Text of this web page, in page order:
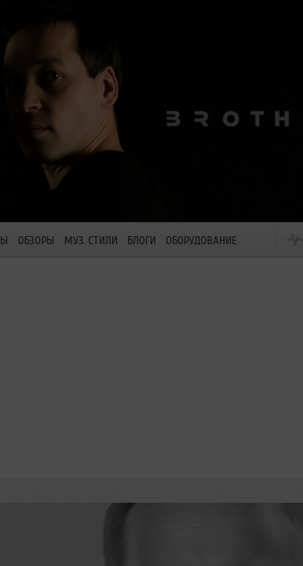
ОБЗОРЫ МУЗ. СТИЛИ БЛОГИ ОБОРУДОВАНИЕ